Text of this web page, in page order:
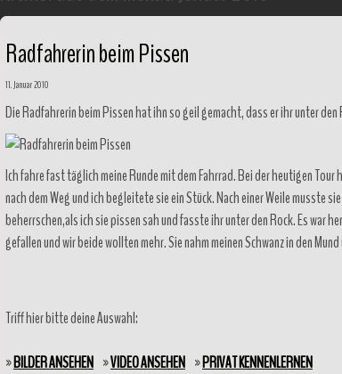
Radfahrerin beim Pissen
11. Januar 2010
Die Radfahrerin beim Pissen hat ihn so geil gemacht, dass er ihr unter
Ich fahre fast täglich meine Runde mit dem Fahrrad. Bei der heutigen
nach dem Weg und ich begleitete sie ein Stück. Nach einer Weile musste
beherrschen,als ich sie pissen sah und fasste ihr unter den Rock. Es war
gefallen und wir beide wollten mehr. Sie nahm meinen Schwanz in den
Triff hier bitte deine Auswahl:
»BILDER ANSEHEN »VIDEO ANSEHEN »PRIVAT KENNENLERNEN